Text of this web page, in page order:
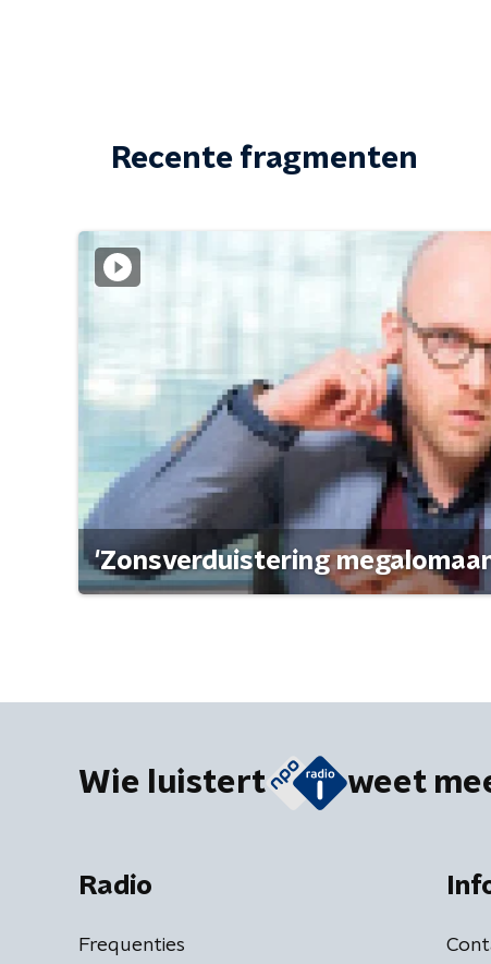
Recente fragmenten
'Zonsverduistering
Wie luistert weet
Radio
Frequenties